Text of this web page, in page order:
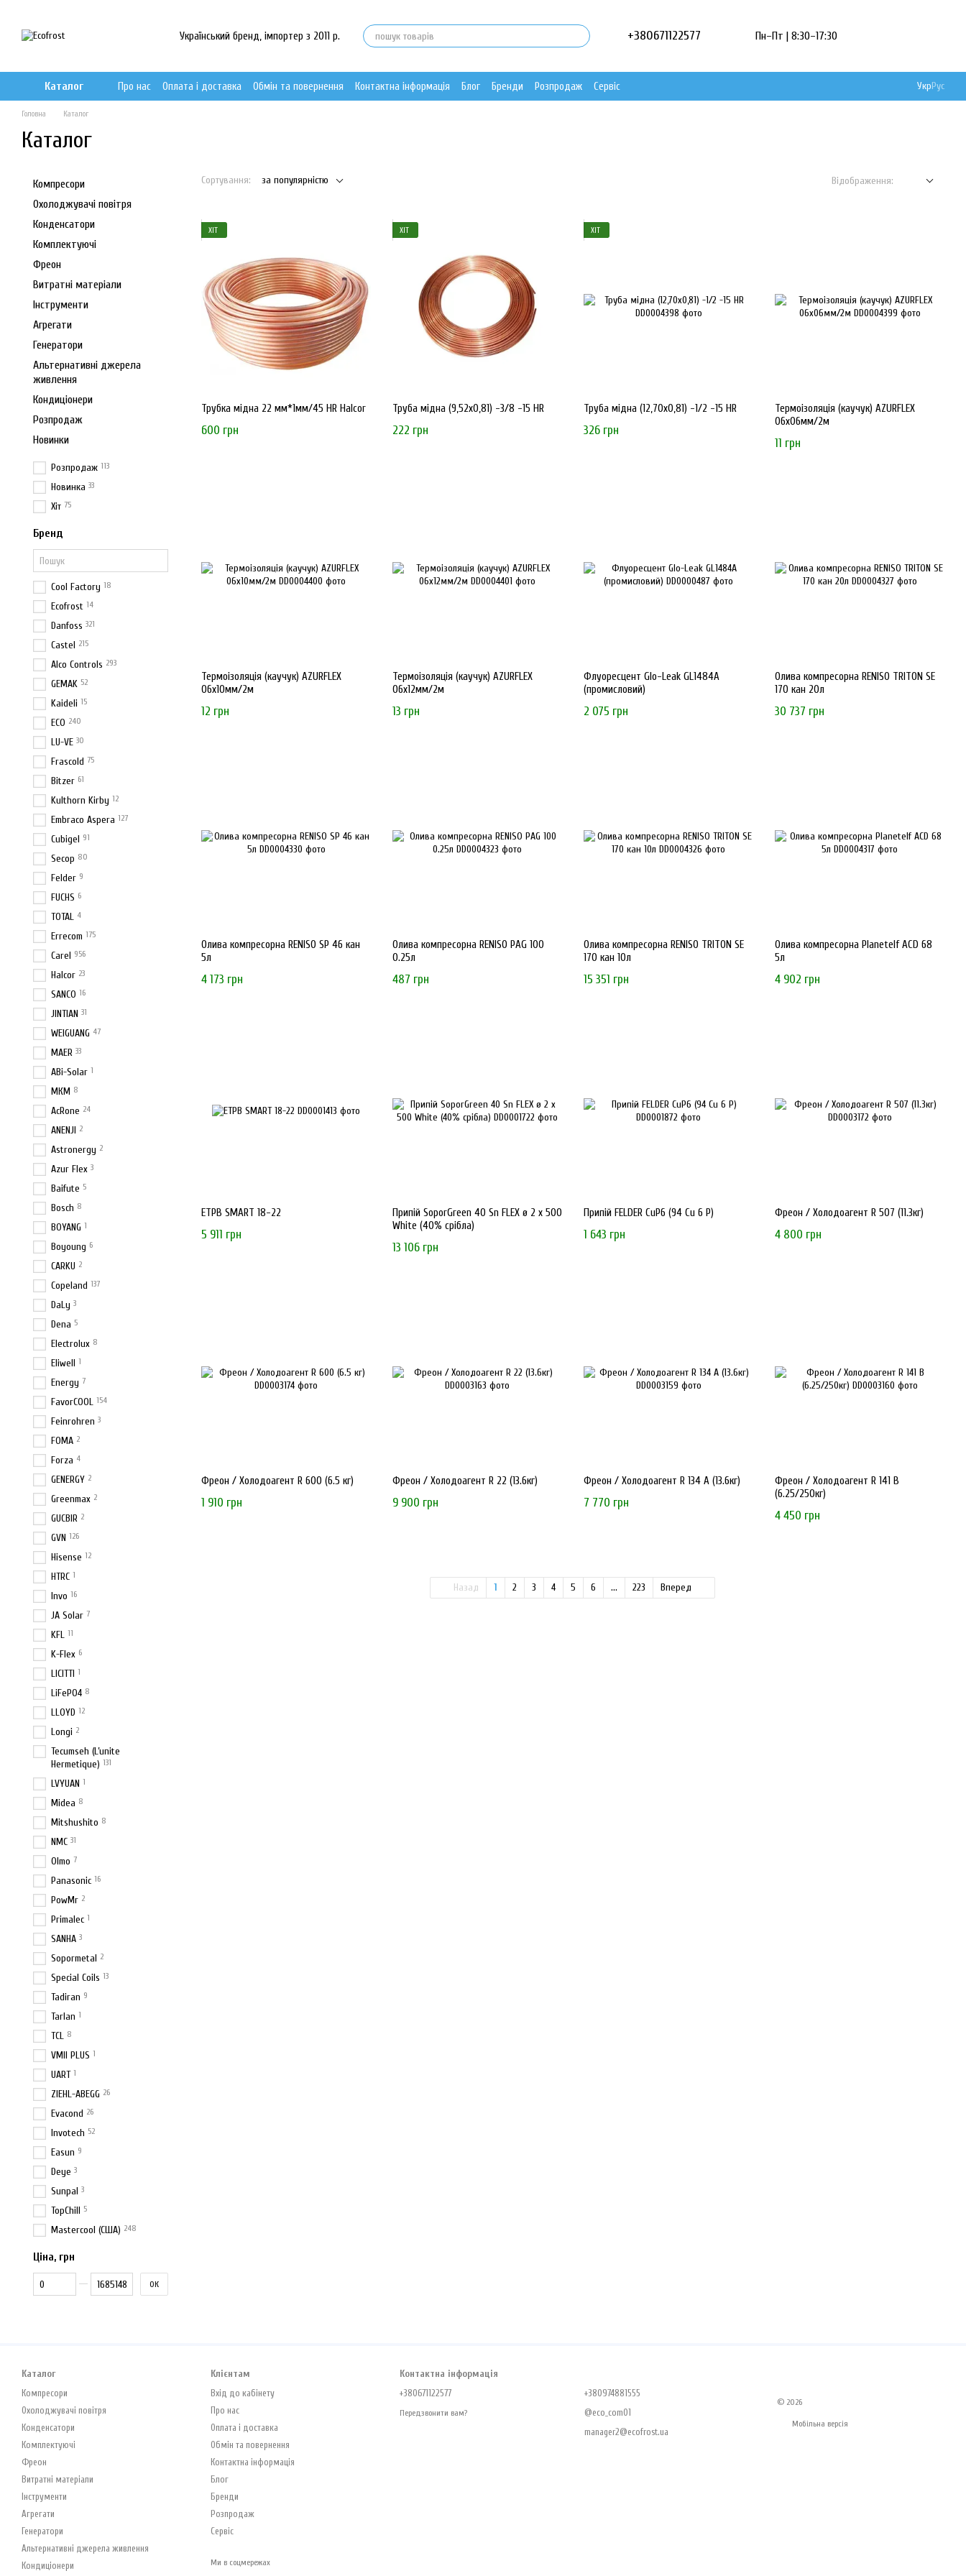
Український бренд, імпортер з 2011 р. +380671122577 Пн–Пт | 8:30–17:30
Каталог Про нас Оплата і доставка Обмін та повернення Контактна інформація Блог Бренди Розпродаж Сервіс УкрРус
Головна Каталог
Каталог
Сортування: за популярністю Відображення:
ХІТ
Трубка мідна 22 мм*1мм/45 HR Halcor
600 грн
ХІТ
Труба мідна (9,52х0,81) -3/8 -15 HR
222 грн
ХІТ
Труба мідна (12,70х0,81) -1/2 -15 HR
326 грн
Термоізоляція (каучук) AZURFLEX
06x06мм/2м
11 грн
Термоізоляція (каучук) AZURFLEX
06x10мм/2м
12 грн
Термоізоляція (каучук) AZURFLEX
06x12мм/2м
13 грн
Флуоресцент Glo-Leak GL1484A
(промисловий)
2 075 грн
Олива компресорна RENISO TRITON SE
170 кан 20л
30 737 грн
Олива компресорна RENISO SP 46 кан
5л
4 173 грн
Олива компресорна RENISO PAG 100
0.25л
487 грн
Олива компресорна RENISO TRITON SE
170 кан 10л
15 351 грн
Олива компресорна Planetelf ACD 68
5л
4 902 грн
ЕТРВ SMART 18-22
5 911 грн
Припій SoporGreen 40 Sn FLEX ø 2 x 500
White (40% срібла)
13 106 грн
Припій FELDER CuP6 (94 Cu 6 P)
1 643 грн
Фреон / Холодоагент R 507 (11.3кг)
4 800 грн
Фреон / Холодоагент R 600 (6.5 кг)
1 910 грн
Фреон / Холодоагент R 22 (13.6кг)
9 900 грн
Фреон / Холодоагент R 134 А (13.6кг)
7 770 грн
Фреон / Холодоагент R 141 В
(6.25/250кг)
4 450 грн
Назад 1 2 3 4 5 6 ... 223 Вперед
Компресори
Охолоджувачі повітря
Конденсатори
Комплектуючі
Фреон
Витратні матеріали
Інструменти
Агрегати
Генератори
Альтернативні джерела
живлення
Кондиціонери
Розпродаж
Новинки
Розпродаж 113
Новинка 33
Хіт 75
Бренд
Cool Factory 18
Ecofrost 14
Danfoss 321
Castel 215
Alco Controls 293
GEMAK 52
Kaideli 15
ECO 240
LU-VE 30
Frascold 75
Bitzer 61
Kulthorn Kirby 12
Embraco Aspera 127
Cubigel 91
Secop 80
Felder 9
FUCHS 6
TOTAL 4
Errecom 175
Carel 956
Halcor 23
SANCO 16
JINTIAN 31
WEIGUANG 47
MAER 33
ABi-Solar 1
МКМ 8
AcRone 24
ANENJI 2
Astronergy 2
Azur Flex 3
Baifute 5
Bosch 8
BOYANG 1
Boyoung 6
CARKU 2
Copeland 137
DaLy 3
Dena 5
Electrolux 8
Eliwell 1
Energy 7
FavorCOOL 154
Feinrohren 3
FOMA 2
Forza 4
GENERGY 2
Greenmax 2
GUCBIR 2
GVN 126
Hisense 12
HTRC 1
Invo 16
JA Solar 7
KFL 11
K-Flex 6
LICITTI 1
LiFePO4 8
LLOYD 12
Longi 2
Tecumseh (L’unite
Hermetique) 131
LVYUAN 1
Midea 8
Mitshushito 8
NMC 31
Olmo 7
Panasonic 16
PowMr 2
Primalec 1
SANHA 3
Sopormetal 2
Special Coils 13
Tadiran 9
Tarlan 1
TCL 8
VMII PLUS 1
UART 1
ZIEHL-ABEGG 26
Evacond 26
Invotech 52
Easun 9
Deye 3
Sunpal 3
TopChill 5
Mastercool (США) 248
Ціна, грн
Від Ціна, грн
До Ціна, грн ОК
Каталог
Компресори
Охолоджувачі повітря
Конденсатори
Комплектуючі
Фреон
Витратні матеріали
Інструменти
Агрегати
Генератори
Альтернативні джерела живлення
Кондиціонери
Клієнтам
Вхід до кабінету
Про нас
Оплата і доставка
Обмін та повернення
Контактна інформація
Блог
Бренди
Розпродаж
Сервіс
Ми в соцмережах
Контактна інформація
+380671122577
Передзвонити вам?
+380974881555
@eco_com01
manager2@ecofrost.ua
© 2026
Мобільна версія